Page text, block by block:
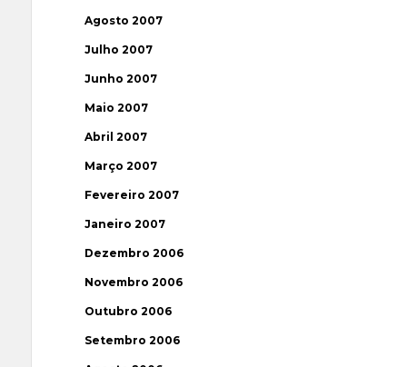
Agosto 2007
Julho 2007
Junho 2007
Maio 2007
Abril 2007
Março 2007
Fevereiro 2007
Janeiro 2007
Dezembro 2006
Novembro 2006
Outubro 2006
Setembro 2006